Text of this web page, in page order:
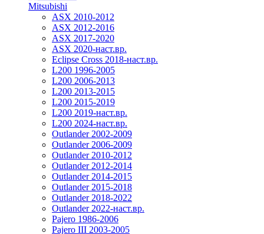
Mitsubishi
ASX 2010-2012
ASX 2012-2016
ASX 2017-2020
ASX 2020-наст.вр.
Eclipse Cross 2018-наст.вр.
L200 1996-2005
L200 2006-2013
L200 2013-2015
L200 2015-2019
L200 2019-наст.вр.
L200 2024-наст.вр.
Outlander 2002-2009
Outlander 2006-2009
Outlander 2010-2012
Outlander 2012-2014
Outlander 2014-2015
Outlander 2015-2018
Outlander 2018-2022
Outlander 2022-наст.вр.
Pajero 1986-2006
Pajero III 2003-2005